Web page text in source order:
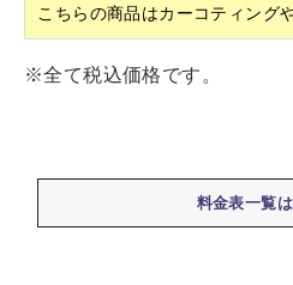
こちらの商品はカーコティング
※全て税込価格です。
料金表一覧